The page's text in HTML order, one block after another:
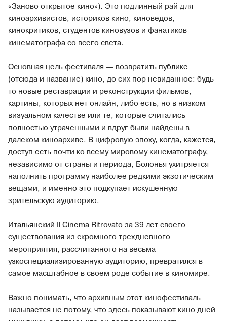
«Заново открытое кино»). Это подлинный рай для
киноархивистов, историков кино, киноведов,
кинокритиков, студентов киновузов и фанатиков
кинематографа со всего света.
Основная цель фестиваля — возвратить публике
(отсюда и название) кино, до сих пор невиданное: будь
то новые реставрации и реконструкции фильмов,
картины, которых нет онлайн, либо есть, но в низком
визуальном качестве или те, которые считались
полностью утраченными и вдруг были найдены в
далеком киноархиве. В цифровую эпоху, когда, кажется,
доступ есть почти ко всему мировому кинематографу,
независимо от страны и периода, Болонья ухитряется
наполнить программу наиболее редкими экзотическим
вещами, и именно это подкупает искушенную
зрительскую аудиторию.
Итальянский Il Cinema Ritrovato за 39 лет своего
существования из скромного трехдневного
мероприятия, рассчитанного на весьма
узкоспециализированную аудиторию, превратился в
самое масштабное в своем роде событие в киномире.
Важно понимать, что архивным этот кинофестиваль
называется не потому, что здесь показывают кино дней